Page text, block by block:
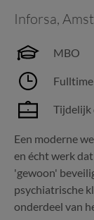
Inforsa,
MBO
Fulltime
Tijdelijk
Een moderne
en écht werk
'gewoon'
psychiatrische
onderdeel van